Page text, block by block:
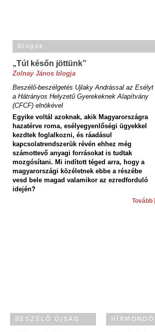
Blogok
„Túl későn jöttünk”
Zolnay János blogja
Beszélő-beszélgetés Ujlaky Andrással az Esélyt
a Hátrányos Helyzetű Gyerekeknek Alapítvány
(CFCF) elnökével
Egyike voltál azoknak, akik Magyarországra
hazatérve roma, esélyegyenlőségi ügyekkel
kezdtek foglalkozni, és ráadásul
kapcsolatrendszerük révén ehhez még
számottevő anyagi forrásokat is tudtak
mozgósítani. Mi indított téged arra, hogy a
magyarországi közéletnek ebbe a részébe
vesd bele magad valamikor az ezredforduló
idején?
Tovább
BESZÉLŐ ÚJSÁG HÍRMONDÓ